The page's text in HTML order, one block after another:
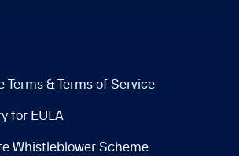
Terms & Terms of Service
for EULA
Whistleblower Scheme